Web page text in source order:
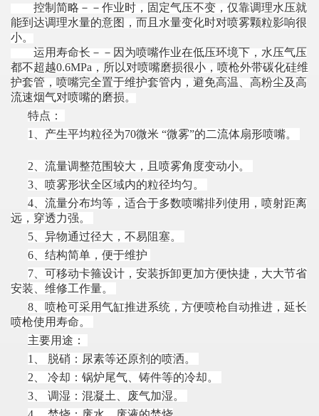
控制简略－－作业时，固定气压不变，仅靠调理水压就
能到达调理水量的意图，而且水量变化时对喷雾颗粒影响很
小。
运用寿命长－－因为喷嘴作业在低压环境下，水压气压
都不超越0.6MPa，所以对喷嘴磨损很小，喷枪外带碳化硅维
护套管，喷嘴完全置于维护套管内，避免高温、高粉尘及高
流速烟气对喷嘴的磨损。
特点：
1、产生平均粒径为70微米 “微雾”的二流体扇形喷嘴。
2、流量调整范围较大，且喷雾角度变动小。
3、喷雾形状全区域内的粒径均匀。
4、流量分布均等，适合于多数喷嘴排列使用，喷射距离
远，穿透力强。
5、异物通过径大，不易阻塞。
6、结构简单，便于维护
7、可移动卡箍设计，安装拆卸更加方便快捷，大大节省
安装、维修工作量。
8、喷枪可采用气缸推进系统，方便喷枪自动推进，延长
喷枪使用寿命。
主要用途：
1、 脱硝：尿素等还原剂的喷洒。
2、 冷却：锅炉尾气、铸件等的冷却。
3、 调湿：混凝土、废气加湿。